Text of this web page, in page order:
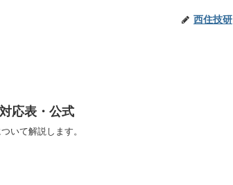
西住技研
応表・公式
いて解説します。